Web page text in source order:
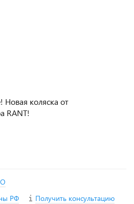
Новая коляска от
RANT!
РФ
Получить консультацию